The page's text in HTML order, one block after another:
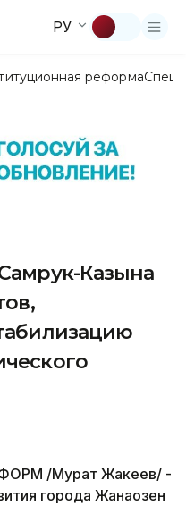
РУ
реформа
Казына
/Мурат Жакеев/ -
города Жанаозен